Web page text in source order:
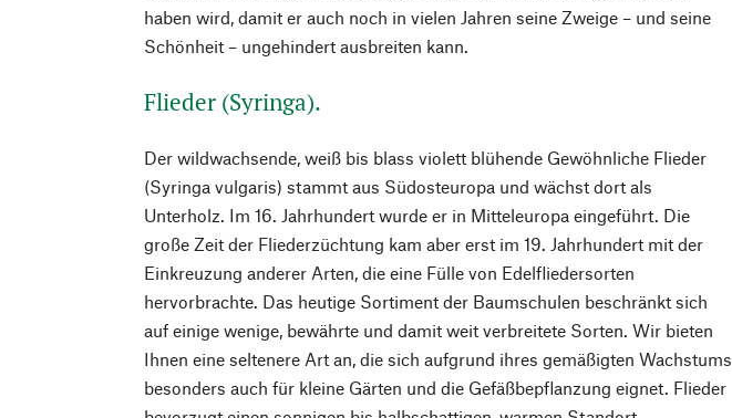
haben wird, damit er auch noch in vielen Jahren seine Zweige – und seine
Schönheit – ungehindert ausbreiten kann.
Flieder (Syringa).
Der wildwachsende, weiß bis blass violett blühende Gewöhnliche Flieder
(Syringa vulgaris) stammt aus Südosteuropa und wächst dort als
Unterholz. Im 16. Jahrhundert wurde er in Mitteleuropa eingeführt. Die
große Zeit der Fliederzüchtung kam aber erst im 19. Jahrhundert mit der
Einkreuzung anderer Arten, die eine Fülle von Edelfliedersorten
hervorbrachte. Das heutige Sortiment der Baumschulen beschränkt sich
auf einige wenige, bewährte und damit weit verbreitete Sorten. Wir bieten
Ihnen eine seltenere Art an, die sich aufgrund ihres gemäßigten Wachstums
besonders auch für kleine Gärten und die Gefäßbepflanzung eignet. Flieder